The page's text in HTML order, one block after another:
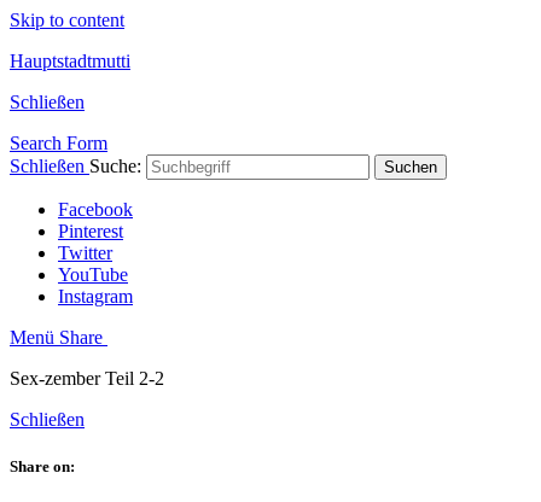
Skip to content
Hauptstadtmutti
Schließen
Search Form
Schließen Suche: Suchen
Facebook
Pinterest
Twitter
YouTube
Instagram
Menü Share
Sex-zember Teil 2-2
Schließen
Share on: